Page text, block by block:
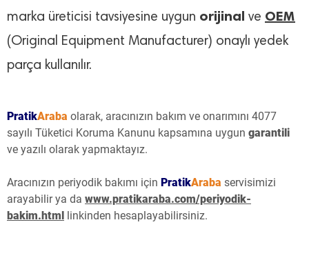
marka üreticisi tavsiyesine uygun orijinal ve OEM
(Original Equipment Manufacturer) onaylı yedek
parça kullanılır.
PratikAraba olarak, aracınızın bakım ve onarımını 4077
sayılı Tüketici Koruma Kanunu kapsamına uygun garantili
ve yazılı olarak yapmaktayız.
Aracınızın periyodik bakımı için PratikAraba servisimizi
arayabilir ya da www.pratikaraba.com/periyodik-
bakim.html
linkinden hesaplayabilirsiniz.